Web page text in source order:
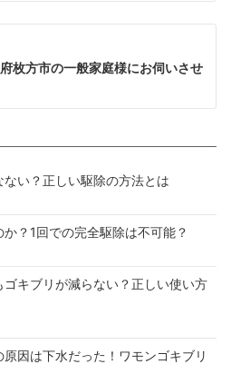
枚方市の一般家庭様にお伺いさせ
ない？正しい駆除の方法とは
？1回での完全駆除は不可能？
キブリが減らない？正しい使い方
原因は下水だった！ワモンゴキブリ